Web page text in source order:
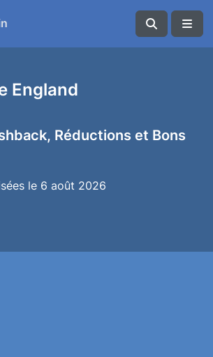
England
Réductions et Bons
le 6 août 2026